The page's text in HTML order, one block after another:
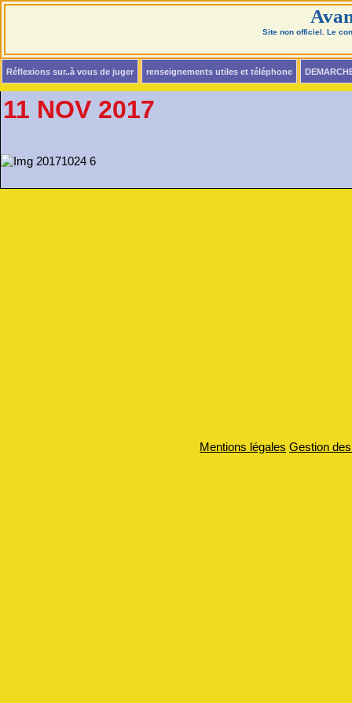
Site non officiel. Le
Réflexions sur..à vous de juger renseignements utiles et téléphone
11 NOV 2017
Mentions légales Gestion